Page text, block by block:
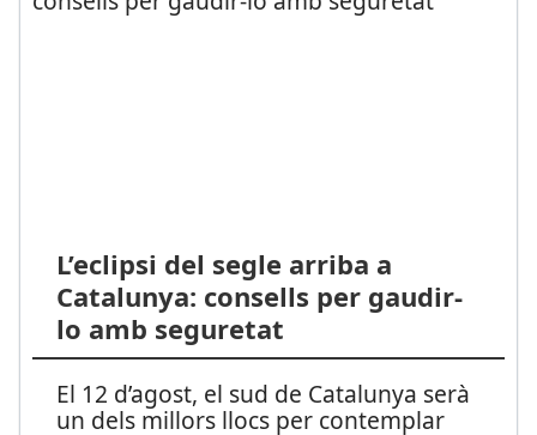
L’eclipsi del segle arriba a
Catalunya: consells per gaudir-
lo amb seguretat
El 12 d’agost, el sud de Catalunya serà
un dels millors llocs per contemplar